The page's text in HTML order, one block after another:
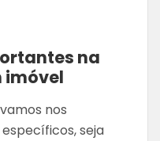
na
imóvel
nos
seja